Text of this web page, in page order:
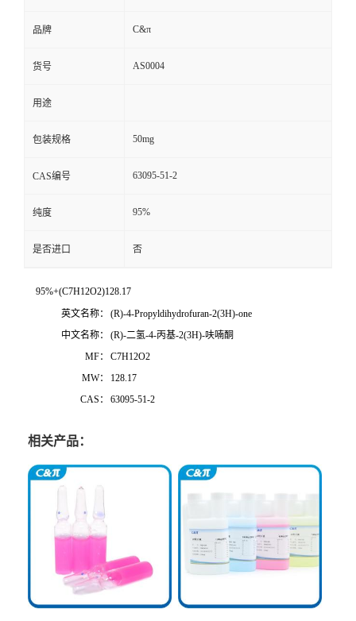
品牌 C&π
货号 AS0004
用途
包装规格 50mg
CAS编号 63095-51-2
纯度 95%
是否进口 否
95%+(C7H12O2)128.17
英文名称：
(R)-4-Propyldihydrofuran-2(3H)-one
中文名称：
(R)-二氢-4-丙基-2(3H)-呋喃酮
MF：
C7H12O2
MW：
128.17
CAS：
63095-51-2
相关产品：